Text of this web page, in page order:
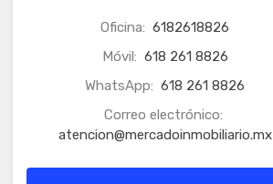
Oficina: 6182618826
Móvil: 618 261 8826
WhatsApp: 618 261 8826
Correo electrónico:
atencion@mercadoinmobiliario.mx